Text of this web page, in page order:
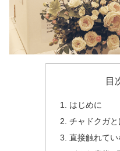
目
はじめに
チャドクガと
直接触れて